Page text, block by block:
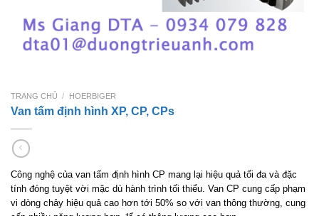
TRANG CHỦ / HOERBIGER
Van tấm định hình XP, CP, CPs
Công nghệ của van tấm định hình CP mang lại hiệu quả tối đa và đặc
tính đóng tuyệt vời mặc dù hành trình tối thiểu. Van CP cung cấp phạm
vi dòng chảy hiệu quả cao hơn tới 50% so với van thông thường, cung